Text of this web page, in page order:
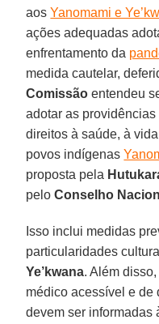
aosYanomami e
ações adequadas
enfrentamento da
medida cautelar,
Comissão entendeu
adotar as
direitos à saúde, à
povos indígenas
proposta pela
peloConselho
Isso inclui medidas
particularidades
Ye’kwana. Além
médico acessível e de
devem ser informadas